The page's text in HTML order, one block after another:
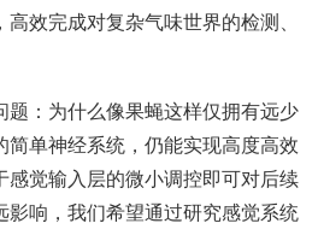
效完成对复杂气味世界的检测、
题：为什么像果蝇这样仅拥有远少
简单神经系统，仍能实现高度高效
感觉输入层的微小调控即可对后续
影响，我们希望通过研究感觉系统